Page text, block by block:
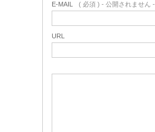
E-MAIL ( 必須 ) - 公開されません -
URL